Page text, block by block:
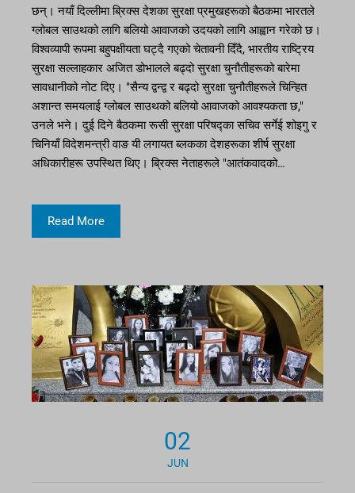
छन्। नयाँ दिल्लीमा ब्रिक्स देशका सुरक्षा प्रमुखहरूको बैठकमा भारतले
ग्लोबल साउथको लागि बलियो आवाजको उदयको लागि आह्वान गरेको छ।
विश्वव्यापी रूपमा बहुपक्षीयता घट्दै गएको चेतावनी दिँदै, भारतीय राष्ट्रिय
सुरक्षा सल्लाहकार अजित डोभालले बढ्दो सुरक्षा चुनौतीहरूको बारेमा
सावधानीको नोट दिए। "सैन्य द्वन्द्व र बढ्दो सुरक्षा चुनौतीहरूले चिन्हित
अशान्त समयलाई ग्लोबल साउथको बलियो आवाजको आवश्यकता छ,"
उनले भने। दुई दिने बैठकमा रूसी सुरक्षा परिषद्का सचिव सर्गेई शोइगु र
चिनियाँ विदेशमन्त्री वाङ यी लगायत ब्लकका देशहरूका शीर्ष सुरक्षा
अधिकारीहरू उपस्थित थिए। ब्रिक्स नेताहरूले "आतंकवादको…
Read More
02
JUN